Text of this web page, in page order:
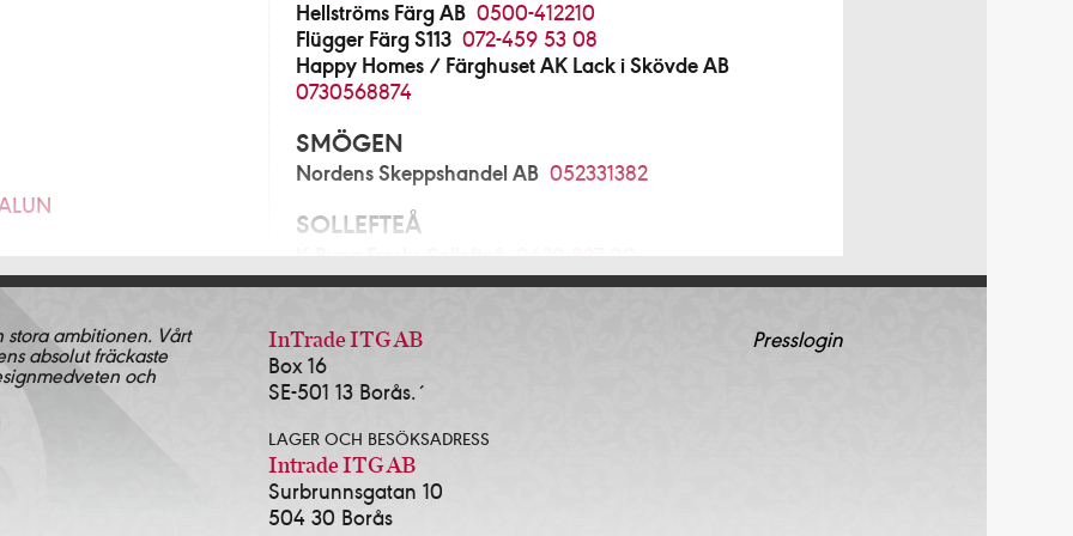
Tapet Alingsås 0322-
AB
Hellströms Färg AB 0500-412210
Flügger Färg S113 072-459 53 08
Happy Homes / Färghuset AK Lack i Skövde AB
0730568874
SMÖGEN
Nordens Skeppshandel AB 052331382
SOLLEFTEÅ
Norrort Färg & Tapetlager AB
Blå Huset i Sollentuna AB
Färgscalan Sthlm AB
SORSELE
Lidens Järnhandel AB
InTrade ITG AB
Box 16
SE-501 13 Borås.´
LAGER OCH BESÖKSADRESS
Intrade ITG AB
Surbrunnsgatan 10
504 30 Borås
Presslogin
ambitionen. Vårt
absolut fräckaste
och